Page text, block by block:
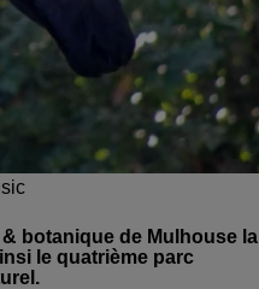
botanique de Mulhouse la
le quatrième parc